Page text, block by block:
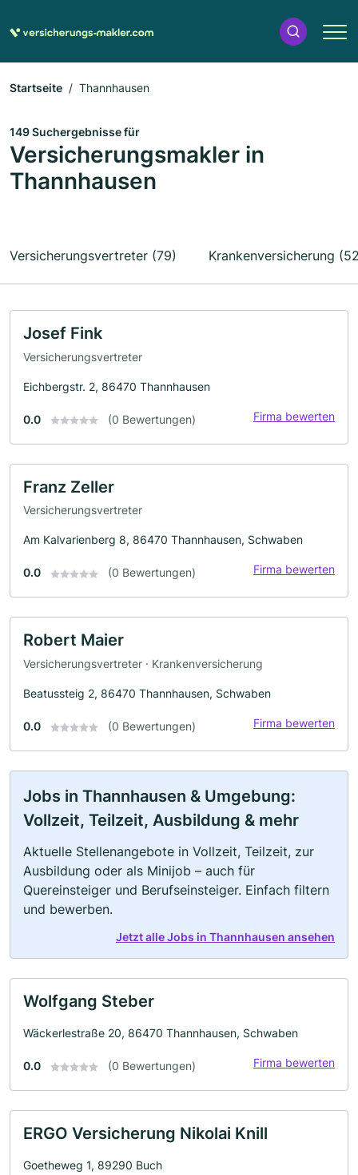
Startseite Thannhausen
149 Suchergebnisse für
Versicherungsmakler in
Thannhausen
Versicherungsvertreter (79) Krankenversicherung
Josef Fink
Versicherungsvertreter
Eichbergstr. 2, 86470 Thannhausen
0.0 (0 Bewertungen) Firma bewerten
Franz Zeller
Versicherungsvertreter
Am Kalvarienberg 8, 86470 Thannhausen, Schwaben
0.0 (0 Bewertungen) Firma bewerten
Robert Maier
Versicherungsvertreter · Krankenversicherung
Beatussteig 2, 86470 Thannhausen, Schwaben
0.0 (0 Bewertungen) Firma bewerten
Jobs in Thannhausen & Umgebung:
Vollzeit, Teilzeit, Ausbildung & mehr
Aktuelle Stellenangebote in Vollzeit, Teilzeit, zur
Ausbildung oder als Minijob – auch für
Quereinsteiger und Berufseinsteiger. Einfach filtern
und bewerben.
Jetzt alle Jobs in Thannhausen ansehen
Wolfgang Steber
Wäckerlestraße 20, 86470 Thannhausen, Schwaben
0.0 (0 Bewertungen) Firma bewerten
ERGO Versicherung Nikolai Knill
Goetheweg 1, 89290 Buch